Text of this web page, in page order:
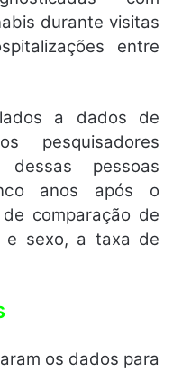
durante visitas
entre
a dados de
pesquisadores
pessoas
anos após o
comparação de
e sexo, a taxa de
os dados para